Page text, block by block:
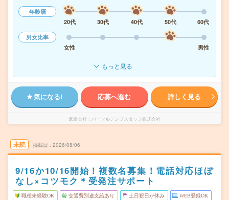
年齢層
20代
30代 40代 50代
60代
男女比率
女性
男性
もっと見る
気になる! 応募へ進む 詳しく見る
派遣会社 パーソルテンプスタッフ株式会社
未読 掲載日 2026/08/06
9/16か10/16開始！複数名募集！電話対応ほぼ
なし×コツモク＊受発注サポート
職種未経験OK 交通費別途支給あり 土日祝日が休み WEB登録OK